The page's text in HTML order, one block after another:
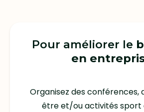
Pour améliorer le
en
Organisez des conférences,
être et/ou activités sport